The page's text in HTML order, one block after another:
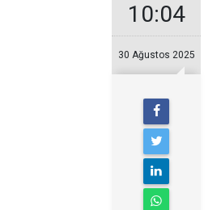
10:04
30 Ağustos 2025